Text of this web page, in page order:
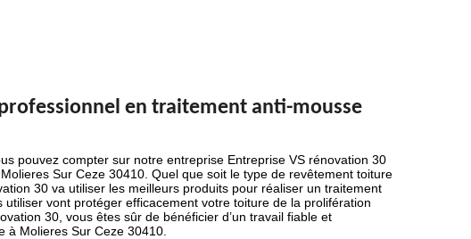
en traitement anti-mousse
pouvez compter sur notre entreprise Entreprise VS rénovation 30
Sur Ceze 30410. Quel que soit le type de revêtement toiture
30 va utiliser les meilleurs produits pour réaliser un traitement
vont protéger efficacement votre toiture de la prolifération
30, vous êtes sûr de bénéficier d’un travail fiable et
à Molieres Sur Ceze 30410.